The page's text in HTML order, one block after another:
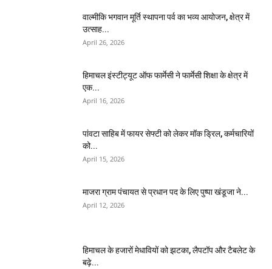
वाल्मीकि भगवान मूर्ति स्थापना पर्व का भव्य आयोजन, क्षेत्र में
उत्साह...
April 26, 2026
हिमाचल इंस्टीट्यूट ऑफ फार्मेसी ने फार्मेसी शिक्षा के क्षेत्र में
एक...
April 16, 2026
पांवटा साहिब में फायर सेफ्टी को लेकर मॉक ड्रिल, कर्मचारियों
को...
April 15, 2026
माजरा ग्राम पंचायत से प्रधान पद के लिए पुष्पा खंडूजा ने...
April 12, 2026
हिमाचल के हजारों मेधावियों को झटका, लैपटॉप और टैबलेट के
बढ़े...